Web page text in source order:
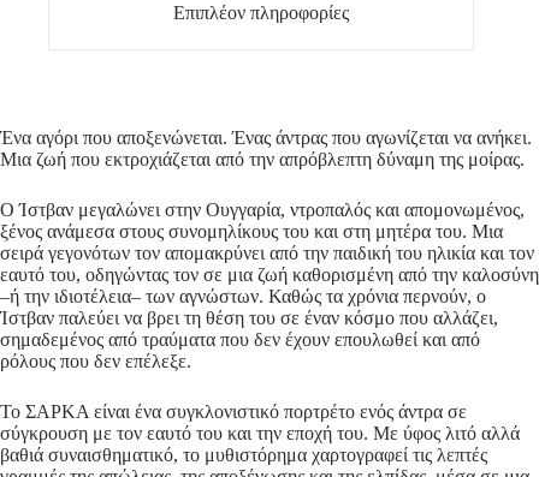
Επιπλέον πληροφορίες
Ένα αγόρι που αποξενώνεται. Ένας άντρας που αγωνίζεται να ανήκει.
Μια ζωή που εκτροχιάζεται από την απρόβλεπτη δύναμη της μοίρας.
Ο Ίστβαν μεγαλώνει στην Ουγγαρία, ντροπαλός και απομονωμένος,
ξένος ανάμεσα στους συνομηλίκους του και στη μητέρα του. Μια
σειρά γεγονότων τον απομακρύνει από την παιδική του ηλικία και τον
εαυτό του, οδηγώντας τον σε μια ζωή καθορισμένη από την καλοσύνη
–ή την ιδιοτέλεια– των αγνώστων. Καθώς τα χρόνια περνούν, ο
Ίστβαν παλεύει να βρει τη θέση του σε έναν κόσμο που αλλάζει,
σημαδεμένος από τραύματα που δεν έχουν επουλωθεί και από
ρόλους που δεν επέλεξε.
Το ΣΑΡΚΑ είναι ένα συγκλονιστικό πορτρέτο ενός άντρα σε
σύγκρουση με τον εαυτό του και την εποχή του. Με ύφος λιτό αλλά
βαθιά συναισθηματικό, το μυθιστόρημα χαρτογραφεί τις λεπτές